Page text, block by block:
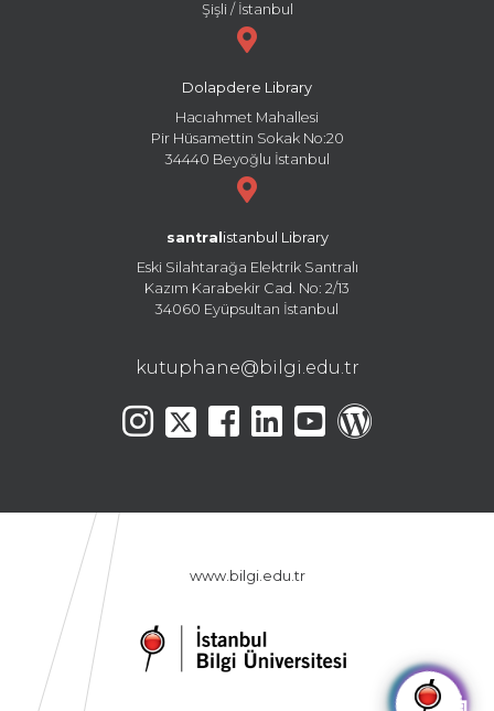
Şişli / İstanbul
Dolapdere Library
Hacıahmet Mahallesi
Pir Hüsamettin Sokak No:20
34440 Beyoğlu İstanbul
santral istanbul Library
Eski Silahtarağa Elektrik Santralı
Kazım Karabekir Cad. No: 2/13
34060 Eyüpsultan İstanbul
kutuphane@bilgi.edu.tr
www.bilgi.edu.tr